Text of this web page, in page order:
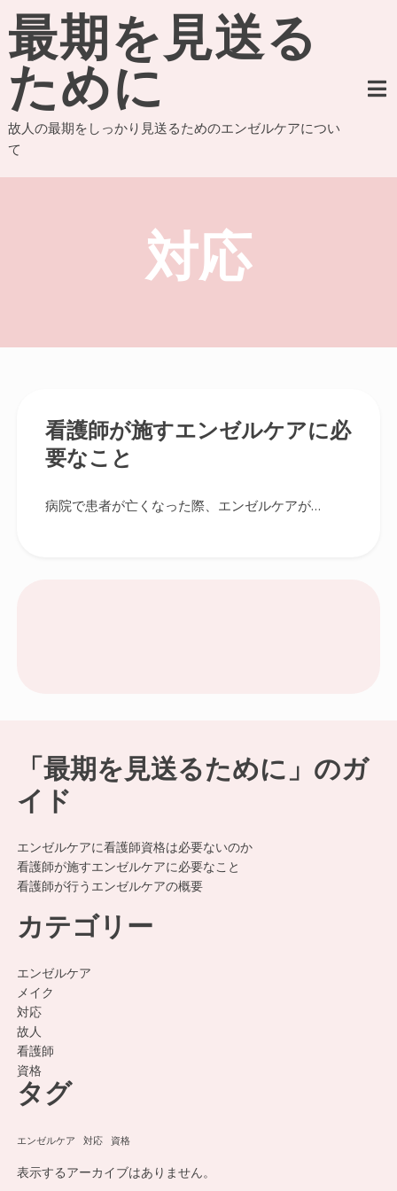
Skip
to
content
最期を見送る
ために
故人の最期をしっかり見送るためのエンゼルケアについ
て
対応
看護師が施すエンゼルケアに必
要なこと
病院で患者が亡くなった際、エンゼルケアが…
「最期を見送るために」のガ
イド
エンゼルケアに看護師資格は必要ないのか
看護師が施すエンゼルケアに必要なこと
看護師が行うエンゼルケアの概要
カテゴリー
エンゼルケア
メイク
対応
故人
看護師
資格
タグ
エンゼルケア 対応 資格
表示するアーカイブはありません。